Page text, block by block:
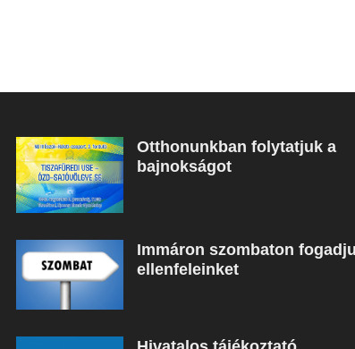
Otthonunkban folytatjuk a
bajnokságot
Immáron szombaton
ellenfeleinket